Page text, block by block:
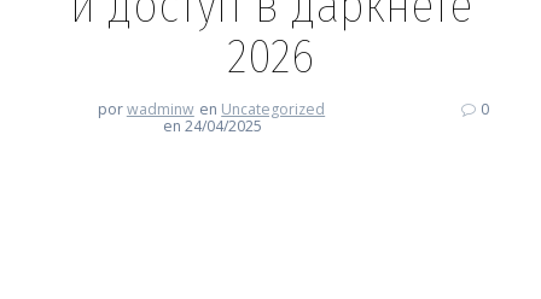
2026
porwadminw en Uncategorized
en 24/04/2025
0